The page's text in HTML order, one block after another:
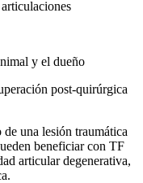
y el dueño
post-quirúrgica
de una lesión traumática
beneficiar con TF
articular degenerativa,